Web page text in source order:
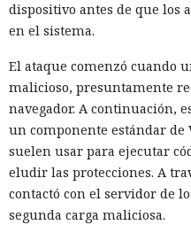
dispositivo antes de que los
en el sistema.
El ataque comenzó cuando
malicioso, presuntamente
navegador. A continuación,
un componente estándar de
suelen usar para ejecutar
eludir las protecciones. A
contactó con el servidor de
segunda carga maliciosa.